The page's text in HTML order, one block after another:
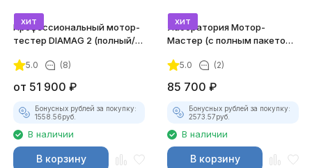
хит
Профессиональный мотор-
тестер DIAMAG 2 (полный/
5.0 (8)
от 51 900 ₽
Бонусных рублей за покупку:
1558.56руб.
В наличии
В корзину
хит
Лаборатория Мотор-
Мастер (с полным пакетом
5.0 (2)
85 700 ₽
Бонусных рублей за покупку:
2573.57руб.
В наличии
В корзину